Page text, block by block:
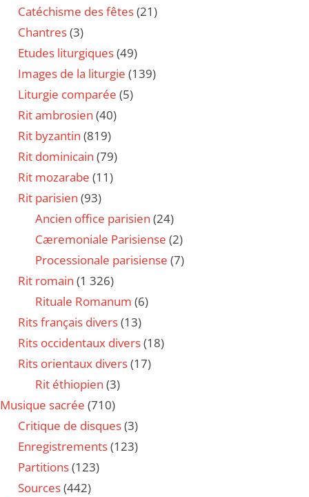
Catéchisme des fêtes(21)
Chantres(3)
Etudes liturgiques(49)
Images de la liturgie (139)
Liturgie comparée (5)
Rit ambrosien (40)
Rit byzantin (819)
Rit dominicain (79)
Rit mozarabe (11)
Rit parisien (93)
Ancien office parisien (24)
Cæremoniale Parisiense (2)
Processionale parisiense (7)
Rit romain (1 326)
Rituale Romanum (6)
Rits français divers(13)
Rits occidentaux divers(18)
Rits orientaux divers(17)
Rit éthiopien (3)
Musique sacrée (710)
Critique de disques(3)
Enregistrements(123)
Partitions(123)
Sources(442)